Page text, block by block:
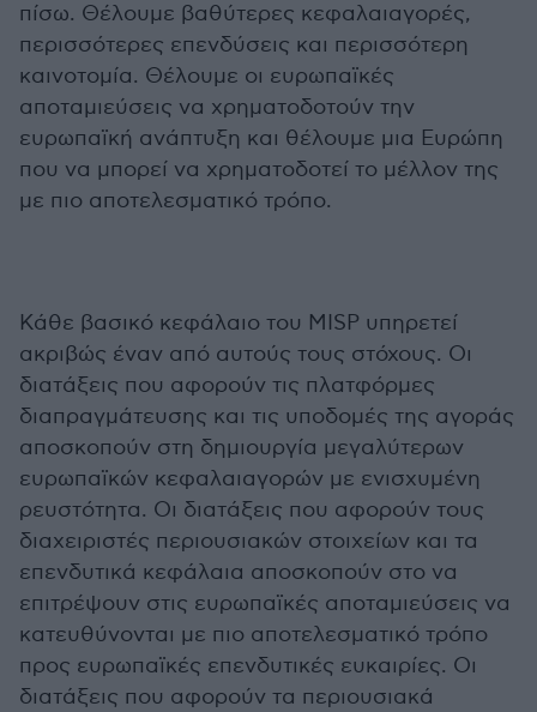
πίσω. Θέλουμε βαθύτερες κεφαλαιαγορές,
περισσότερες επενδύσεις και περισσότερη
καινοτομία. Θέλουμε οι ευρωπαϊκές
αποταμιεύσεις να χρηματοδοτούν την
ευρωπαϊκή ανάπτυξη και θέλουμε μια Ευρώπη
που να μπορεί να χρηματοδοτεί το μέλλον της
με πιο αποτελεσματικό τρόπο.
Κάθε βασικό κεφάλαιο του MISP υπηρετεί
ακριβώς έναν από αυτούς τους στόχους. Οι
διατάξεις που αφορούν τις πλατφόρμες
διαπραγμάτευσης και τις υποδομές της αγοράς
αποσκοπούν στη δημιουργία μεγαλύτερων
ευρωπαϊκών κεφαλαιαγορών με ενισχυμένη
ρευστότητα. Οι διατάξεις που αφορούν τους
διαχειριστές περιουσιακών στοιχείων και τα
επενδυτικά κεφάλαια αποσκοπούν στο να
επιτρέψουν στις ευρωπαϊκές αποταμιεύσεις να
κατευθύνονται με πιο αποτελεσματικό τρόπο
προς ευρωπαϊκές επενδυτικές ευκαιρίες. Οι
διατάξεις που αφορούν τα περιουσιακά